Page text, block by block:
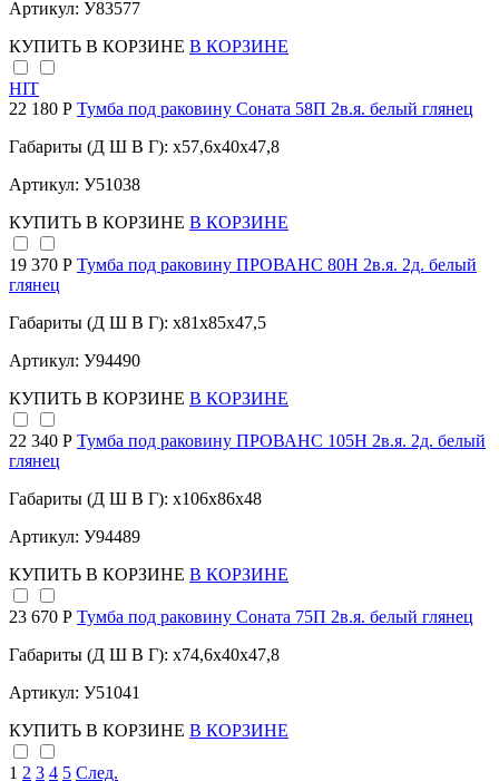
Артикул: У83577
КУПИТЬ В КОРЗИНЕ В КОРЗИНЕ
HIT
22 180 Р Тумба под раковину Соната 58П 2в.я. белый глянец
Габариты (Д Ш В Г): x57,6x40x47,8
Артикул: У51038
КУПИТЬ В КОРЗИНЕ В КОРЗИНЕ
19 370 Р Тумба под раковину ПРОВАНС 80Н 2в.я. 2д. белый
глянец
Габариты (Д Ш В Г): x81x85x47,5
Артикул: У94490
КУПИТЬ В КОРЗИНЕ В КОРЗИНЕ
22 340 Р Тумба под раковину ПРОВАНС 105Н 2в.я. 2д. белый
глянец
Габариты (Д Ш В Г): x106x86x48
Артикул: У94489
КУПИТЬ В КОРЗИНЕ В КОРЗИНЕ
23 670 Р Тумба под раковину Соната 75П 2в.я. белый глянец
Габариты (Д Ш В Г): x74,6x40x47,8
Артикул: У51041
КУПИТЬ В КОРЗИНЕ В КОРЗИНЕ
1 2 3 4 5 След.